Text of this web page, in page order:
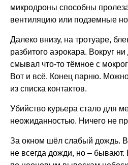
микродроны способны
вентиляцию или подземные
Далеко внизу, на тротуаре,
разбитого аэрокара. Вокруг
смывал что-то тёмное с
Вот и всё. Конец парню.
из списка контактов.
Убийство курьера стало для
неожиданностью. Ничего не
За окном шёл слабый дождь.
не всегда дожди, но – бывают.